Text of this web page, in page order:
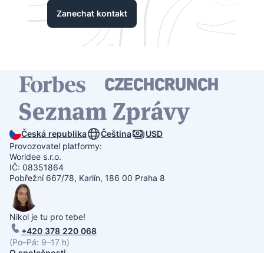
Zanechat kontakt
Česká republika Čeština
USD
Provozovatel platformy:
Worldee s.r.o.
IČ: 08351864
Pobřežní 667/78, Karlín, 186 00 Praha 8
Nikol je tu pro tebe!
+420 378 220 068
(Po–Pá: 9–17 h)